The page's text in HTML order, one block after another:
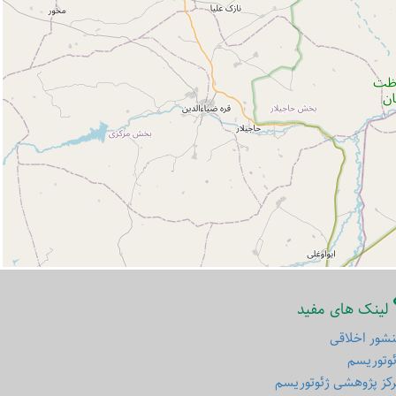
لینک های مفید
اخلاقی
پژوهشی ژئوتوریسم